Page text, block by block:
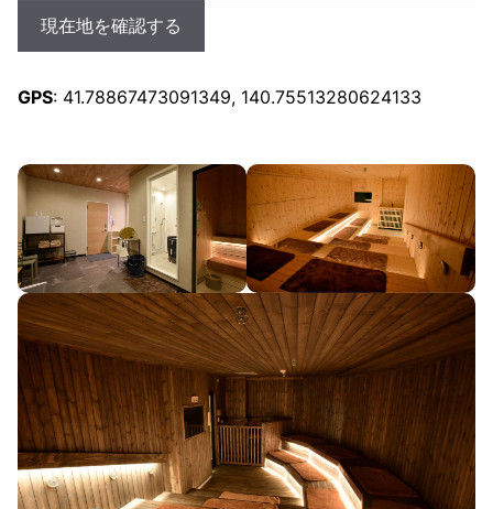
現在地を確認する
GPS: 41.78867473091349, 140.75513280624133